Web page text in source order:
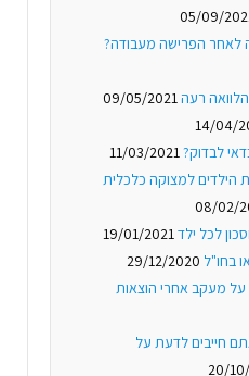
05/09/
לאחר הפרישה מעבודה?
רעה09/05/2021
14/04/
לבדוק?11/03/2021
הילדים למצוקה כלכלית
08/02/
19/01/2021
בחו"ל 29/12/2020
חייבים לדעת על
20/